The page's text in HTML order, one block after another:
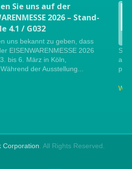
Sie uns auf der
2026 – Stand-
4.1 / G032
uns bekannt zu geben, dass
EISENWARENMESSE 2026
bis 6. März in Köln,
der Ausstellung...
auf
Corporation . All Rights Reserved.